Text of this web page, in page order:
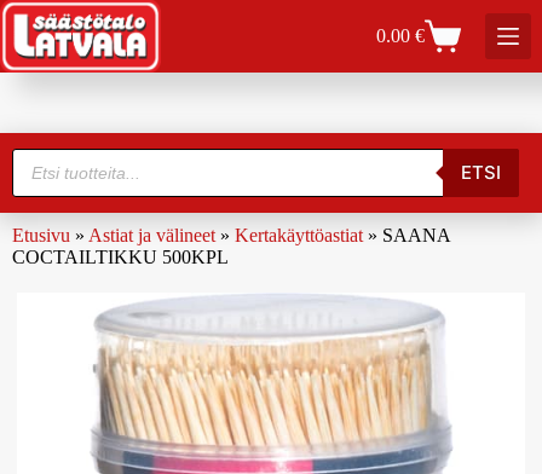
0.00€
ETSI
Etusivu » Astiat ja välineet » Kertakäyttöastiat » SAANA
COCTAILTIKKU 500KPL